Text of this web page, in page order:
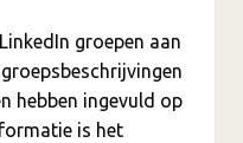
groepen aan
hebben ingevuld op
is het